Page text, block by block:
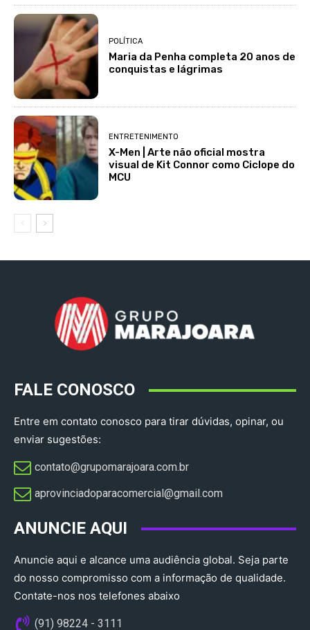
POLÍTICA
Maria da Penha completa 20 anos de
conquistas e lágrimas
ENTRETENIMENTO
X-Men | Arte não oficial mostra
visual de Kit Connor como Ciclope do
MCU
FALE CONOSCO
Entre em contato conosco para tirar dúvidas, opinar, ou
enviar sugestões:
contato@grupomarajoara.com.br
aprovinciadoparacomercial@gmail.com​
ANUNCIE AQUI
Anuncie aqui e alcance uma audiência global. Seja parte
do nosso compromisso com a informação de qualidade.
Contate-nos nos telefones abaixo
(91) 98224 - 3111